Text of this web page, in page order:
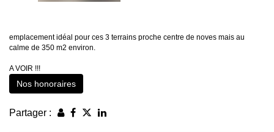
emplacement idéal pour ces 3 terrains proche centre de noves mais au
calme de 350 m2 environ.
A VOIR !!!
Nos honoraires
Partager :